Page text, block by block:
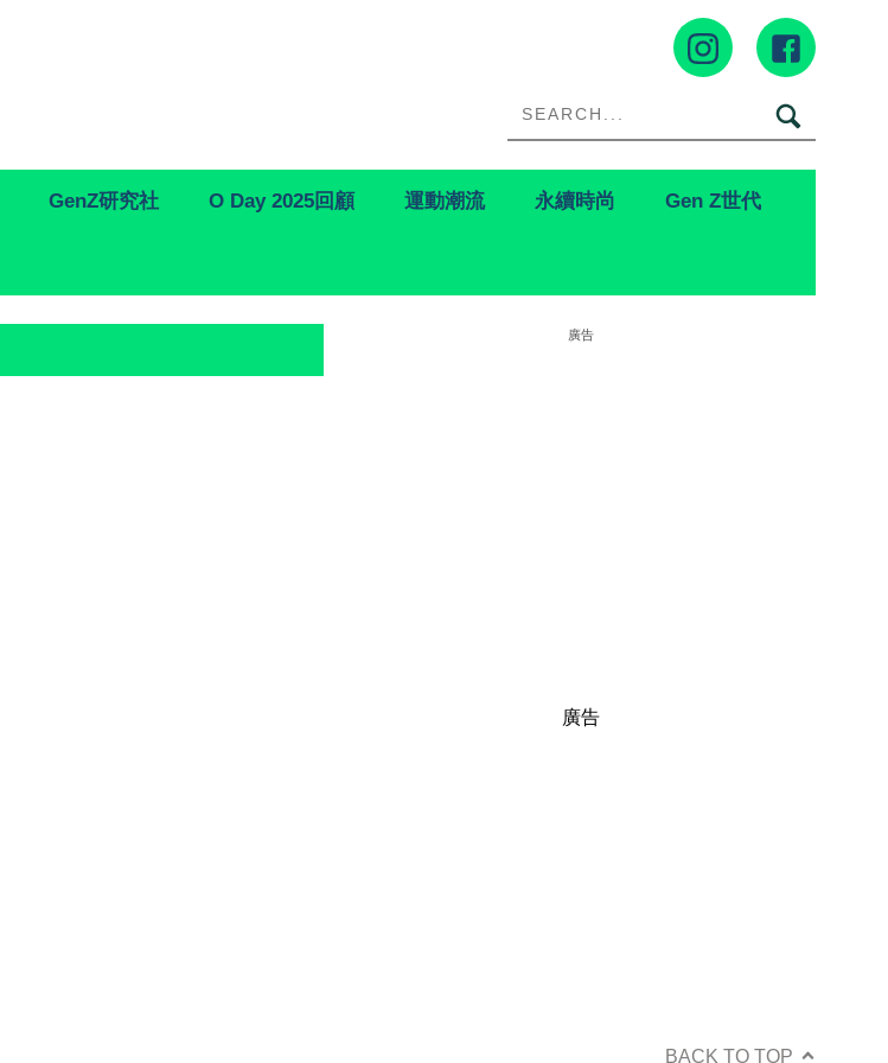
GenZ研究社 O Day 2025回顧 運動潮流 永續時尚 Gen Z世代
廣告
廣告
BACK TO TOP